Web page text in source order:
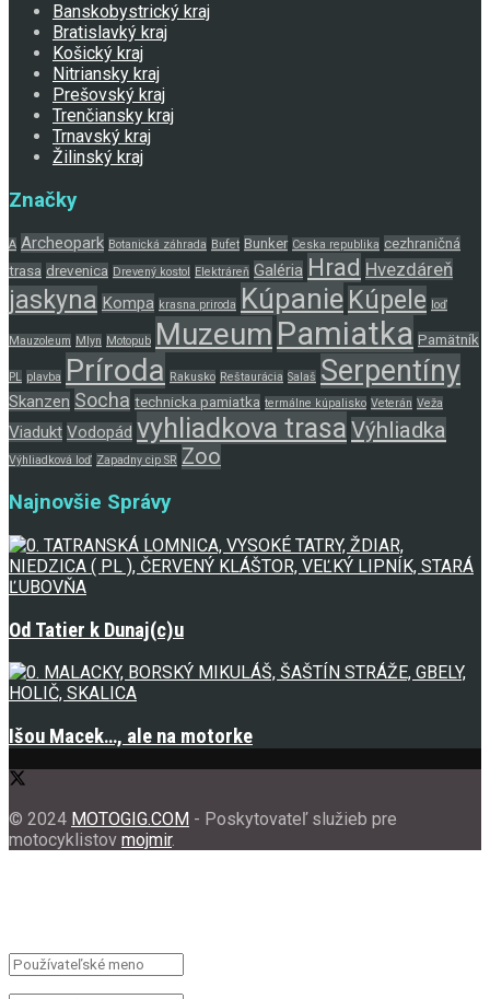
Banskobystrický kraj
Bratislavký kraj
Košický kraj
Nitriansky kraj
Prešovský kraj
Trenčiansky kraj
Trnavský kraj
Žilinský kraj
Značky
A Archeopark Botanická záhrada Bufet Bunker Ceska republika cezhraničná
trasa drevenica Drevený kostol Elektráreň Galéria Hrad Hvezdáreň
jaskyna Kompa krasna priroda Kúpanie Kúpele loď
Mauzoleum Mlyn Motopub Muzeum Pamiatka Pamätník
PL plavba Príroda Rakusko Reštaurácia Salaš Serpentíny
Skanzen Socha technicka pamiatka termálne kúpalisko Veterán Veža
Viadukt Vodopád vyhliadkova trasa Výhliadka
Výhliadková loď Zapadny cip SR Zoo
Najnovšie Správy
Od Tatier k Dunaj(c)u
Išou Macek…, ale na motorke
© 2024 MOTOGIG.COM - Poskytovateľ služieb pre
motocyklistov mojmir.